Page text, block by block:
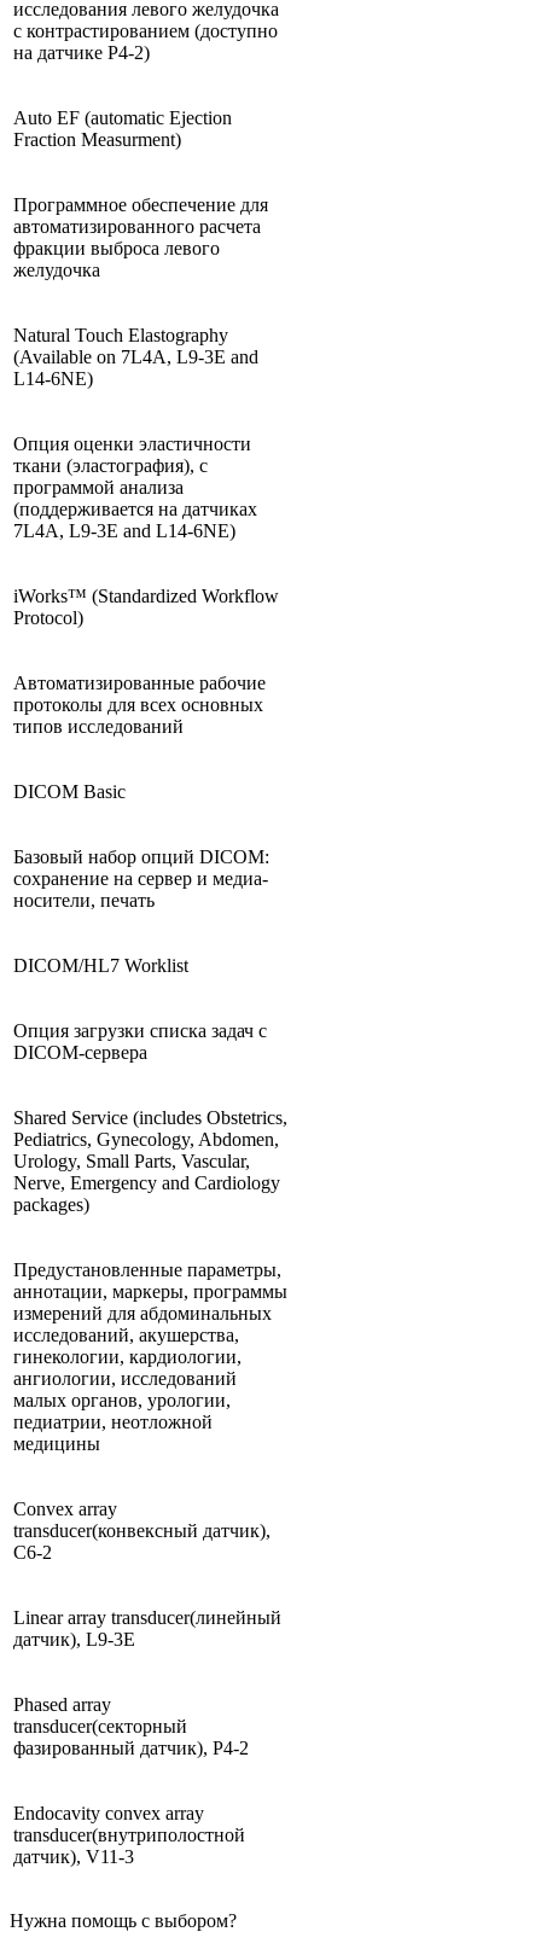
исследования левого желудочка
с контрастированием (доступно
на датчике P4-2)
Auto EF (automatic Ejection
Fraction Measurment)
Программное обеспечение для
автоматизированного расчета
фракции выброса левого
желудочка
Natural Touch Elastography
(Available on 7L4A, L9-3E and
L14-6NE)
Опция оценки эластичности
ткани (эластография), с
программой анализа
(поддерживается на датчиках
7L4A, L9-3E and L14-6NE)
iWorks™ (Standardized Workflow
Protocol)
Автоматизированные рабочие
протоколы для всех основных
типов исследований
DICOM Basic
Базовый набор опций DICOM:
сохранение на сервер и медиа-
носители, печать
DICOM/HL7 Worklist
Опция загрузки списка задач с
DICOM-сервера
Shared Service (includes Obstetrics,
Pediatrics, Gynecology, Abdomen,
Urology, Small Parts, Vascular,
Nerve, Emergency and Cardiology
packages)
Предустановленные параметры,
аннотации, маркеры, программы
измерений для абдоминальных
исследований, акушерства,
гинекологии, кардиологии,
ангиологии, исследований
малых органов, урологии,
педиатрии, неотложной
медицины
Convex array
transducer(конвексный датчик),
C6-2
Linear array transducer(линейный
датчик), L9-3E
Phased array
transducer(секторный
фазированный датчик), P4-2
Endocavity convex array
transducer(внутриполостной
датчик), V11-3
Нужна помощь с выбором?